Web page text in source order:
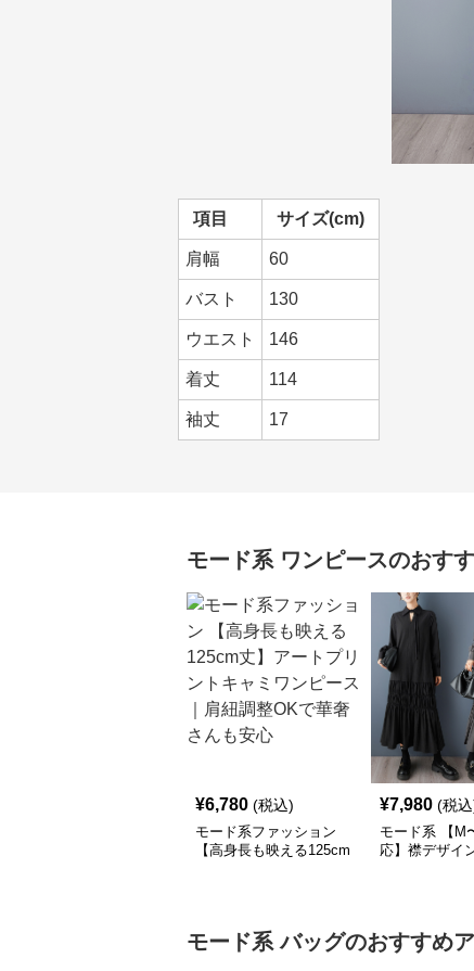
項目 サイズ(cm)
肩幅 60
バスト 130
ウエスト 146
着丈 114
袖丈 17
モード系 ワンピースのおす
¥6,780 (税込)
モード系ファッション
【高身長も映える125cm
¥7,980 (税
モード系 【M
応】襟デザイ
モード系 バッグのおすすめ